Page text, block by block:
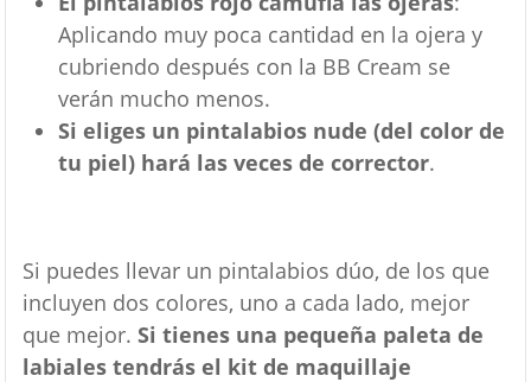
Aplicando muy poca cantidad en la ojera y
cubriendo después con la BB Cream se
verán mucho menos.
Si eliges un pintalabios nude (del color de
tu piel) hará las veces de corrector.
Si puedes llevar un pintalabios dúo, de los que
incluyen dos colores, uno a cada lado, mejor
que mejor. Si tienes una pequeña paleta de
labiales tendrás el kit de maquillaje